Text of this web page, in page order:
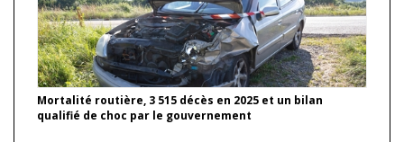
Mortalité routière, 3 515 décès en 2025 et un bilan
qualifié de choc par le gouvernement